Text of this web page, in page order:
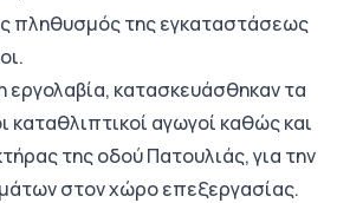
πληθυσμός της εγκαταστάσεως
εργολαβία, κατασκευάσθηκαν τα
καταθλιπτικοί αγωγοί καθώς και
της οδού Πατουλιάς, για την
στον χώρο επεξεργασίας.